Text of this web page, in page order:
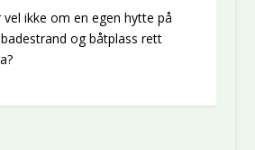
ikke om en egen hytte på
og båtplass rett